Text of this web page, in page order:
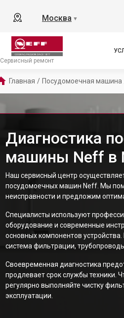
Москва ▼
Сервисный ремонт
Главная / Посудомоечная машина
Диагностика
машины Neff в
Наш сервисный центр
посудомоечных машин Neff. Мы
неисправности и предложим
Специалисты используют
оборудование и современные
основных компонентов
система фильтрации,
Своевременная диагностика
продлевает срок службы техники.
регулярно выполняйте чистку
эксплуатации.